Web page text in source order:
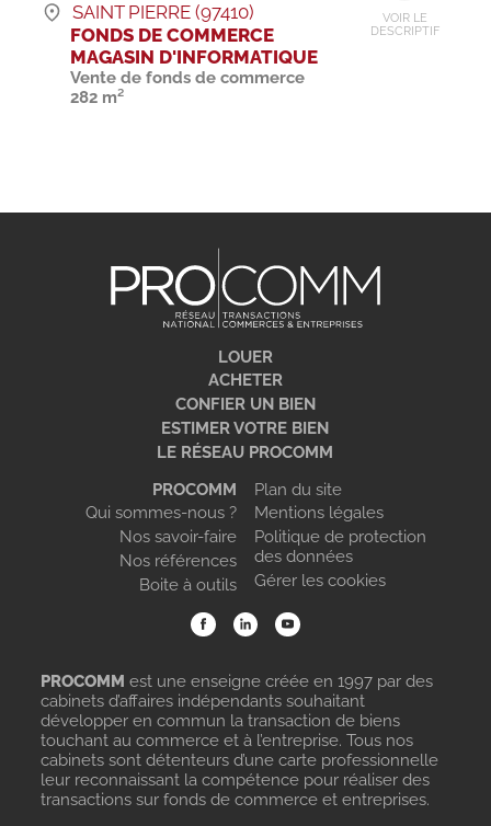
VOIR LE
DESCRIPTIF
SAINT PIERRE (97410)
FONDS DE COMMERCE
MAGASIN D'INFORMATIQUE
Vente de fonds de commerce
282 m²
LOUER
ACHETER
CONFIER UN BIEN
ESTIMER VOTRE BIEN
LE RÉSEAU PROCOMM
PROCOMM
Qui sommes-nous ?
Nos savoir-faire
Nos références
Boite à outils
Plan du site
Mentions légales
Politique de protection
des données
Gérer les cookies
PROCOMM est une enseigne créée en 1997 par des
cabinets d’affaires indépendants souhaitant
développer en commun la transaction de biens
touchant au commerce et à l’entreprise. Tous nos
cabinets sont détenteurs d’une carte professionnelle
leur reconnaissant la compétence pour réaliser des
transactions sur fonds de commerce et entreprises.